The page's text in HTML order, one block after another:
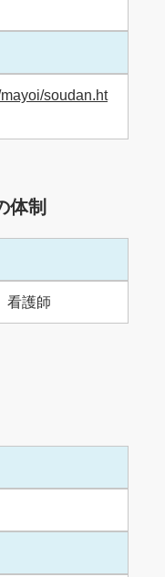
soudan.ht
体制
看護師